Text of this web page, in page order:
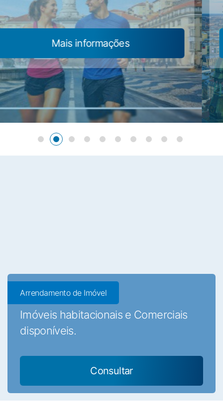
Mais Informações
Arrendamento de Imóvel
Imóveis habitacionais e Comerciais
disponíveis.
Consultar